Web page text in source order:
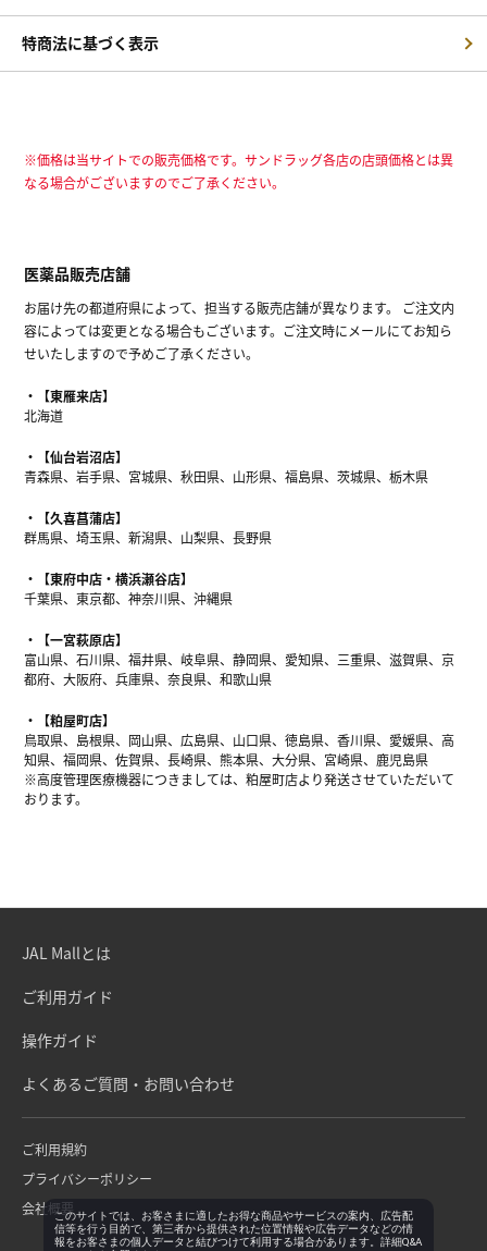
特商法に基づく表示
※価格は当サイトでの販売価格です。サンドラッグ各店の店頭価格とは異
なる場合がございますのでご了承ください。
医薬品販売店舗
お届け先の都道府県によって、担当する販売店舗が異なります。 ご注文内
容によっては変更となる場合もございます。ご注文時にメールにてお知ら
せいたしますので予めご了承ください。
【東雁来店】
北海道
【仙台岩沼店】
青森県、岩手県、宮城県、秋田県、山形県、福島県、茨城県、栃木県
【久喜菖蒲店】
群馬県、埼玉県、新潟県、山梨県、長野県
【東府中店・横浜瀬谷店】
千葉県、東京都、神奈川県、沖縄県
【一宮萩原店】
富山県、石川県、福井県、岐阜県、静岡県、愛知県、三重県、滋賀県、京
都府、大阪府、兵庫県、奈良県、和歌山県
【粕屋町店】
鳥取県、島根県、岡山県、広島県、山口県、徳島県、香川県、愛媛県、高
知県、福岡県、佐賀県、長崎県、熊本県、大分県、宮崎県、鹿児島県
※高度管理医療機器につきましては、粕屋町店より発送させていただいて
おります。
JAL Mallとは
ご利用ガイド
操作ガイド
よくあるご質問・お問い合わせ
ご利用規約
プライバシーポリシー
会社概要このサイトでは、お客さまに適したお得な商品やサービスの案内、広告配
信等を行う目的で、第三者から提供された位置情報や広告データなどの情
報をお客さまの個人データと結びつけて利用する場合があります。詳細Q&A